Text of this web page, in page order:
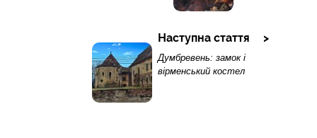
Наступна стаття
Думбревень: замок і
вірменський костел